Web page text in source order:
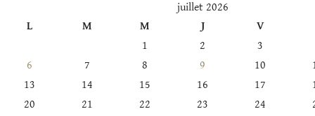
juillet 2026
L
M M J
V
1
2
3
6
7 8 9 10
13
14 15 16 17
20
21 22 23 24